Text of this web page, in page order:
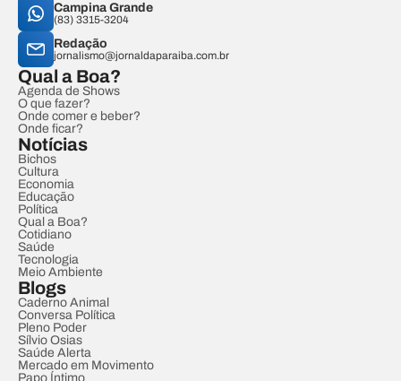
Campina Grande
(83) 3315-3204
Redação
jornalismo@jornaldaparaiba.com.br
Qual a Boa?
Agenda de Shows
O que fazer?
Onde comer e beber?
Onde ficar?
Notícias
Bichos
Cultura
Economia
Educação
Política
Qual a Boa?
Cotidiano
Saúde
Tecnologia
Meio Ambiente
Blogs
Caderno Animal
Conversa Política
Pleno Poder
Sílvio Osias
Saúde Alerta
Mercado em Movimento
Papo Íntimo